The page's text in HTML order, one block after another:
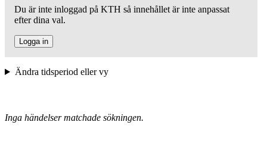
Du är inte inloggad på KTH så innehållet är inte anpassat
efter dina val.
Logga in
Ändra tidsperiod eller vy
Inga händelser matchade sökningen.